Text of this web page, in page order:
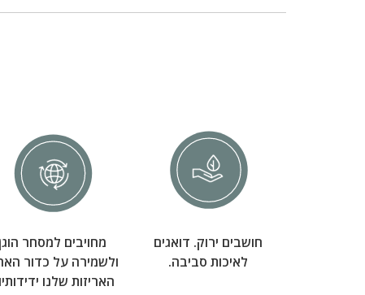
חושבים ירוק. דואגים
לאיכות סביבה.
מחויבים למסחר
ולשמירה על כדור
האריזות שלנו